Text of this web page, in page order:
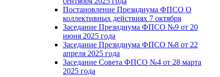
Постановление Президиума ФПСО О
коллективных действиях 7 октября
Заседание Президиума ФПСО №9 от 20
июня 2025 года
Заседание Президиума ФПСО №8 от 22
апреля 2025 года
Заседание Совета ФПСО №4 от 28 марта
2025 года